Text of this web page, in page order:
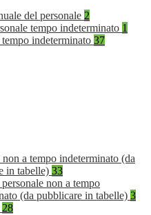
del personale 2
tempo indeterminato 1
indeterminato 37
non a tempo indeterminato (da
in tabelle) 33
non a tempo
(da pubblicare in tabelle) 3
28